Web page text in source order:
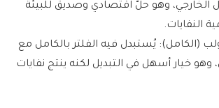
الخارجي، وهو حلّ اقتصادي وصديق للبيئة
النفايات.
(الكامل): يُستبدل فيه الفلتر بالكامل مع
وهو خيار أسهل في التبديل لكنه ينتج نفايات